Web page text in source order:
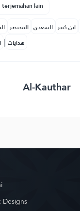
terjemahan lain
المختصر السعدي ابن كثير
| هدايات
Al-Kauthar